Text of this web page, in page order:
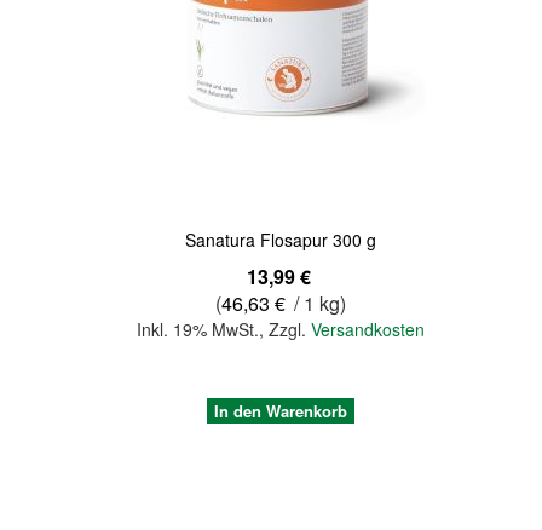
Sanatura Flosapur 300 g
13,99 €
(46,63 € / 1 kg)
Inkl. 19% MwSt.,Zzgl.Versandkosten
In den Warenkorb